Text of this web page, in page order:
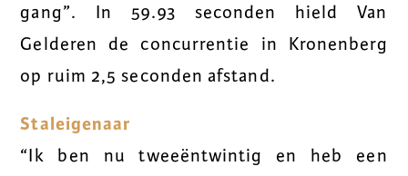
gang”. In 59.93 seconden hield Van
Gelderen de concurrentie in Kronenberg
op ruim 2,5 seconden afstand.
Staleigenaar
“Ik ben nu tweeëntwintig en heb een